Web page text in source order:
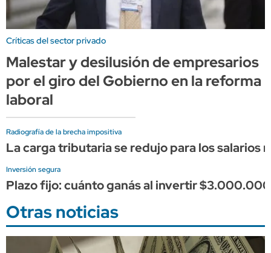
Críticas del sector privado
Malestar y desilusión de empresarios
por el giro del Gobierno en la reforma
laboral
Radiografía de la brecha impositiva
La carga tributaria se redujo para los salarios
Inversión segura
Plazo fijo: cuánto ganás al invertir
Otras noticias